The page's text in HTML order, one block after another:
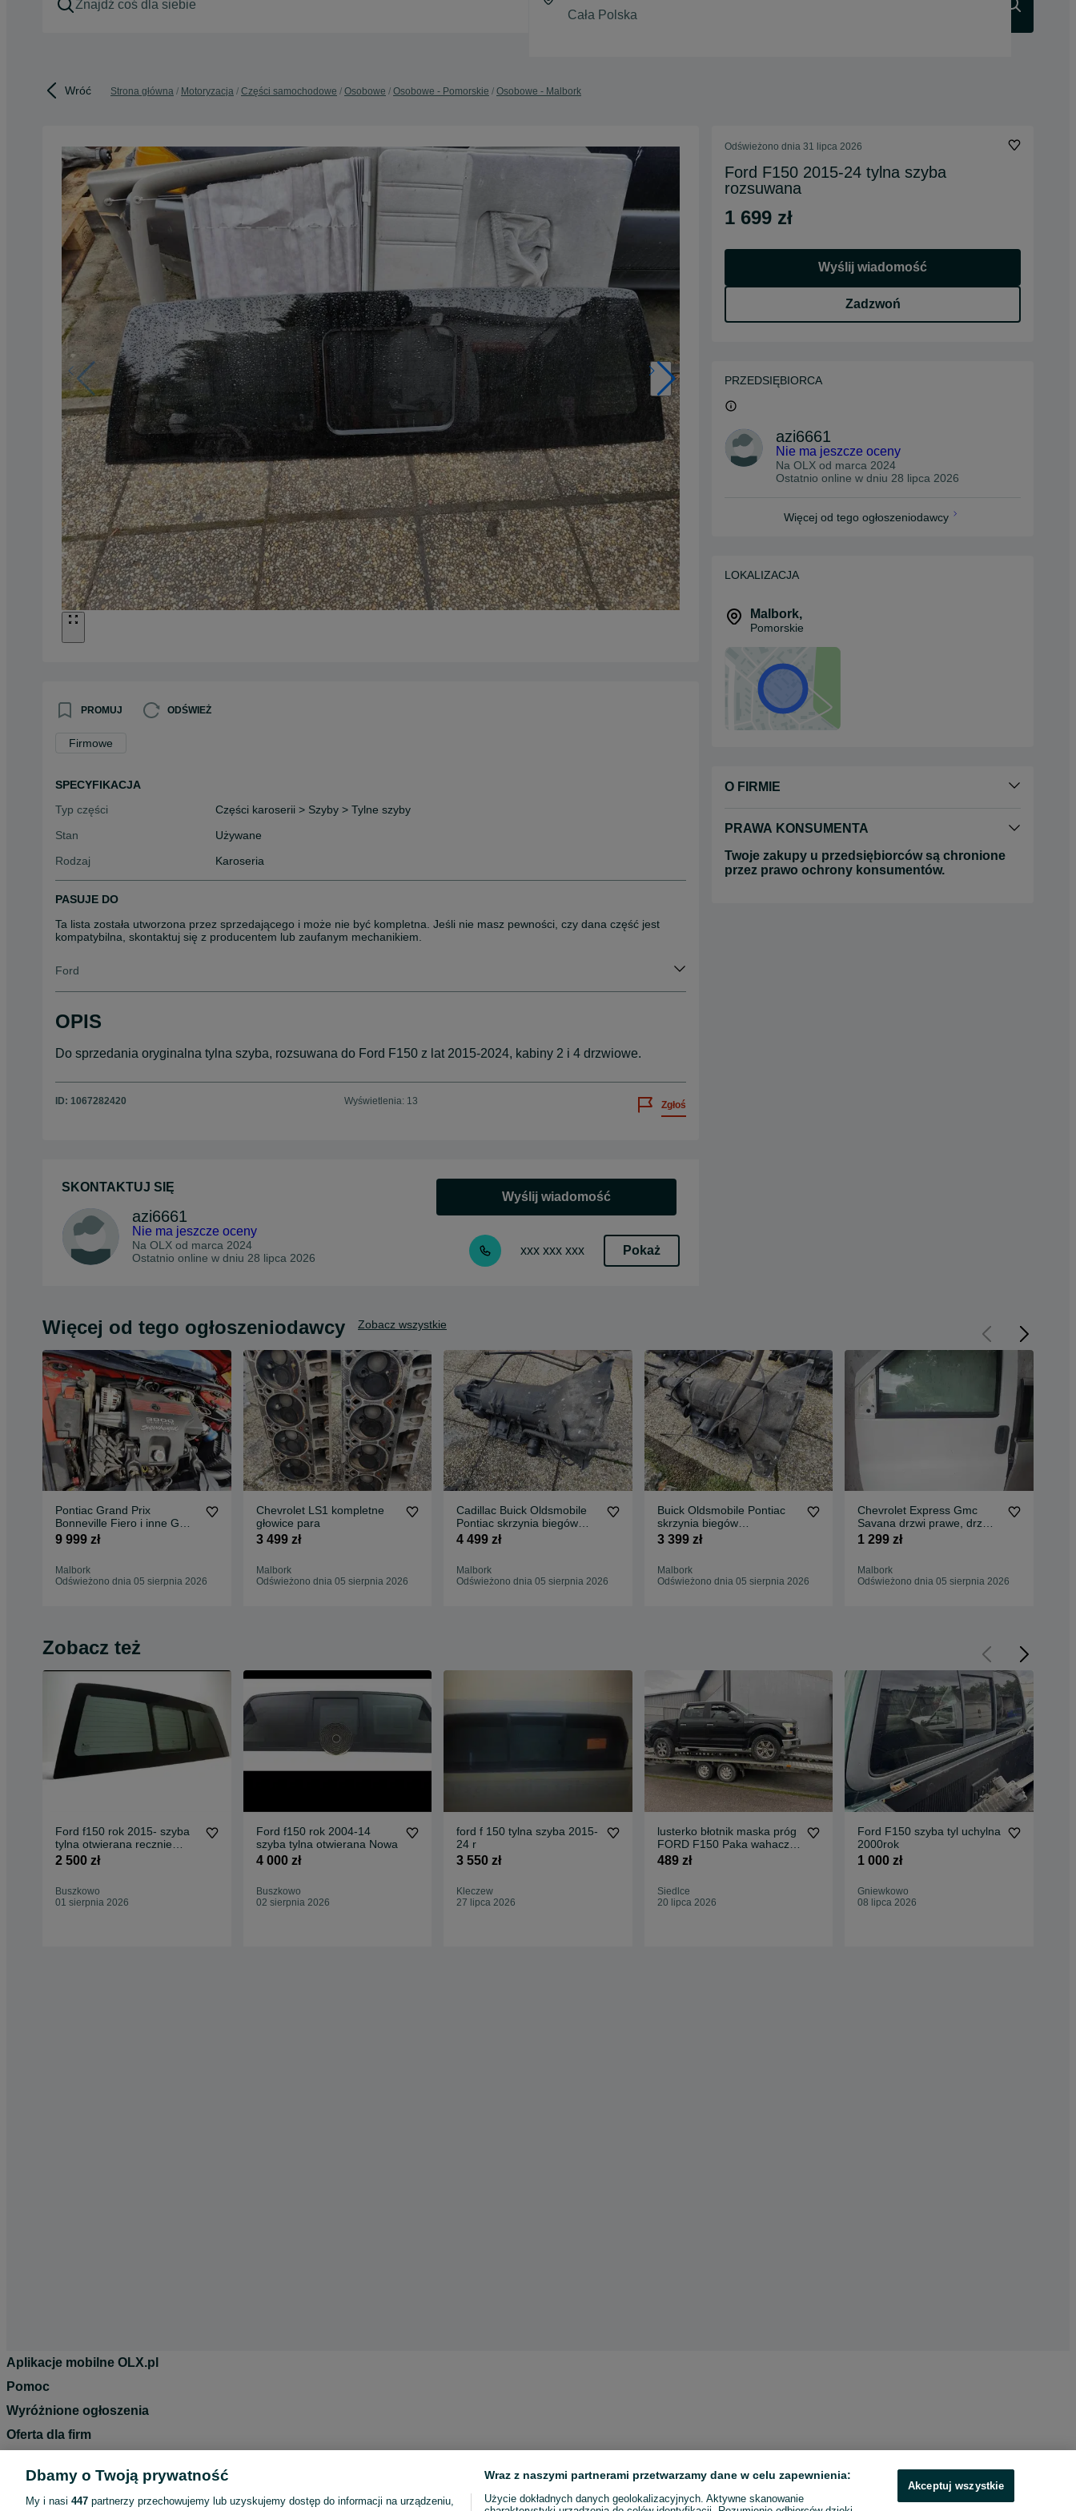
Wróć Strona główna Motoryzacja Części samochodowe Osobowe Osobowe - Pomorskie Osobowe - Malbork
PROMUJ ODŚWIEŻ
Firmowe
SPECYFIKACJA
Typ części
Części karoserii > Szyby > Tylne szyby
Stan
Używane
Rodzaj
Karoseria
PASUJE DO
Ta lista została utworzona przez sprzedającego i może nie być kompletna. Jeśli nie masz pewności, czy dana część jest
kompatybilna, skontaktuj się z producentem lub zaufanym mechanikiem.
Ford
OPIS
Do sprzedania oryginalna tylna szyba, rozsuwana do Ford F150 z lat 2015-2024, kabiny 2 i 4 drzwiowe.
ID: 1067282420 Wyświetlenia: 13 Zgłoś
SKONTAKTUJ SIĘ
azi6661
Nie ma jeszcze oceny
Na OLX od marca 2024
Ostatnio online w dniu 28 lipca 2026
Wyślij wiadomość
xxx xxx xxx Pokaż
Odświeżono dnia 31 lipca 2026
Ford F150 2015-24 tylna szyba
rozsuwana
1 699 zł
Wyślij wiadomość
Zadzwoń
PRZEDSIĘBIORCA
azi6661
Nie ma jeszcze oceny
Na OLX od marca 2024
Ostatnio online w dniu 28 lipca 2026
Więcej od tego ogłoszeniodawcy
LOKALIZACJA
Malbork,
Pomorskie
O FIRMIE
PRAWA KONSUMENTA
Twoje zakupy u przedsiębiorców są chronione
przez prawo ochrony konsumentów.
Więcej od tego ogłoszeniodawcy Zobacz wszystkie
Pontiac Grand Prix
Bonneville Fiero i inne GM
kompletny silnik L67
9 999 zł
Malbork
Odświeżono dnia 05 sierpnia 2026
Chevrolet LS1 kompletne
głowice para
3 499 zł
Malbork
Odświeżono dnia 05 sierpnia 2026
Cadillac Buick Oldsmobile
Pontiac skrzynia biegów
automatyczna TH400
4 499 zł
Malbork
Odświeżono dnia 05 sierpnia 2026
Buick Oldsmobile Pontiac
skrzynia biegów
automatyczna TH350
3 399 zł
Malbork
Odświeżono dnia 05 sierpnia 2026
Chevrolet Express Gmc
Savana drzwi prawe, drzwi
boczne
1 299 zł
Malbork
Odświeżono dnia 05 sierpnia 2026
Zobacz też
Ford f150 rok 2015- szyba
tylna otwierana recznie
Nowa
2 500 zł
Buszkowo
01 sierpnia 2026
Ford f150 rok 2004-14
szyba tylna otwierana Nowa
4 000 zł
Buszkowo
02 sierpnia 2026
ford f 150 tylna szyba 2015-
24 r
3 550 zł
Kleczew
27 lipca 2026
lusterko błotnik maska próg
FORD F150 Paka wahacz
most 5.0 chłodnice16
489 zł
Siedlce
20 lipca 2026
Ford F150 szyba tyl uchylna
2000rok
1 000 zł
Gniewkowo
08 lipca 2026
Aplikacje mobilne OLX.pl
Pomoc
Wyróżnione ogłoszenia
Oferta dla firm
Regulamin
Polityka prywatności
Dbamy o Twoją prywatność
My i nasi 447 partnerzy przechowujemy lub uzyskujemy dostęp do informacji na urządzeniu,
Wraz z naszymi partnerami przetwarzamy dane w celu zapewnienia:
Użycie dokładnych danych geolokalizacyjnych. Aktywne skanowanie
Akceptuj wszystkie